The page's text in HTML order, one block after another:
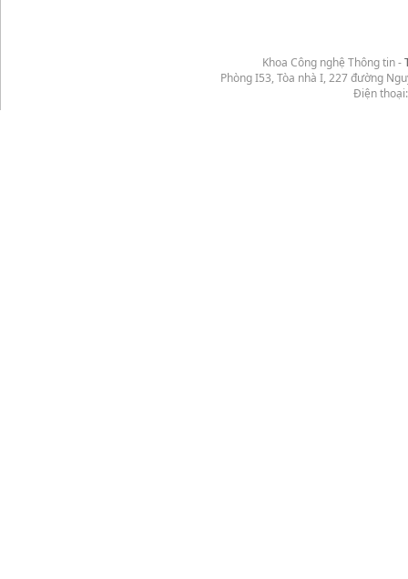
Khoa Công nghệ Thông tin -
Phòng I53, Tòa nhà I, 227 đường
Điện